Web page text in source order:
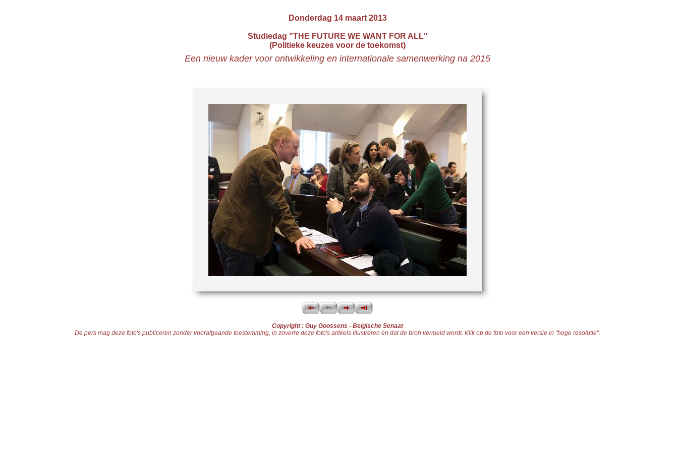
Donderdag 14 maart 2013
Studiedag "THE FUTURE WE WANT FOR ALL"
(Politieke keuzes voor de toekomst)
Een nieuw kader voor ontwikkeling en internationale samenwerking na 2015
Copyright : Guy Goossens - Belgische Senaat
De pers mag deze foto's publiceren zonder voorafgaande toestemming, in zoverre deze foto's artikels illustreren en dat de bron vermeld wordt. Klik op de foto voor een versie in "hoge resolutie".